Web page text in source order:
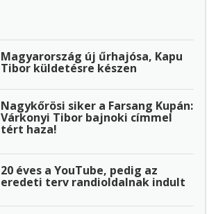
Magyarország új űrhajósa, Kapu
Tibor küldetésre készen
Nagykőrösi siker a Farsang Kupán:
Várkonyi Tibor bajnoki címmel
tért haza!
20 éves a YouTube, pedig az
eredeti terv randioldalnak indult